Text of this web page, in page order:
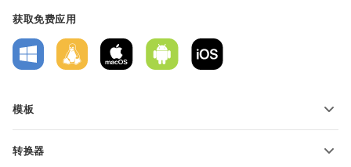
获取免费应用
模板
文本文档模板
转换器